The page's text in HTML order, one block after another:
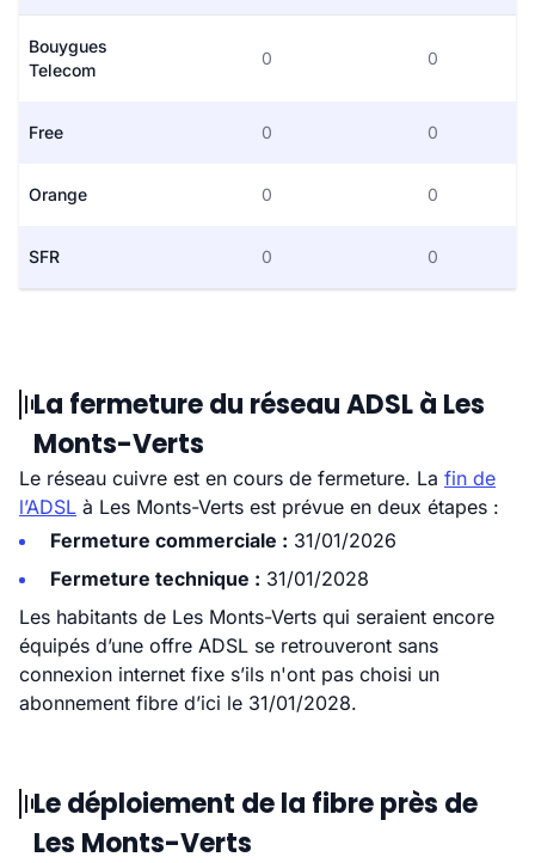
Bouygues
Telecom
0 0
Free 0 0
Orange 0 0
SFR 0 0
La fermeture du réseau ADSL à Les
Monts-Verts
Le réseau cuivre est en cours de fermeture. La fin de
l’ADSL à Les Monts-Verts est prévue en deux étapes :
Fermeture commerciale : 31/01/2026
Fermeture technique : 31/01/2028
Les habitants de Les Monts-Verts qui seraient encore
équipés d’une offre ADSL se retrouveront sans
connexion internet fixe s’ils n'ont pas choisi un
abonnement fibre d’ici le 31/01/2028.
Le déploiement de la fibre près de
Les Monts-Verts